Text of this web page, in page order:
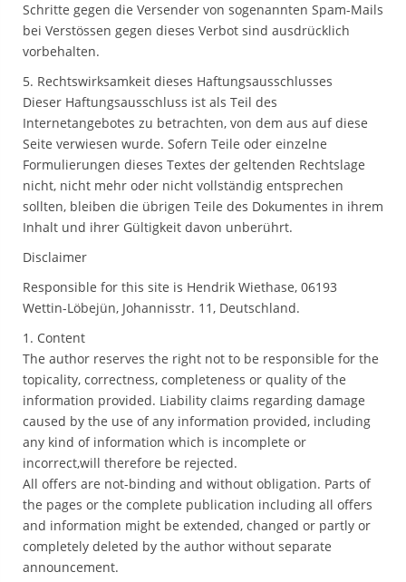
Schritte gegen die Versender von sogenannten Spam-Mails
bei Verstössen gegen dieses Verbot sind ausdrücklich
vorbehalten.
5. Rechtswirksamkeit dieses Haftungsausschlusses
Dieser Haftungsausschluss ist als Teil des
Internetangebotes zu betrachten, von dem aus auf diese
Seite verwiesen wurde. Sofern Teile oder einzelne
Formulierungen dieses Textes der geltenden Rechtslage
nicht, nicht mehr oder nicht vollständig entsprechen
sollten, bleiben die übrigen Teile des Dokumentes in ihrem
Inhalt und ihrer Gültigkeit davon unberührt.
Disclaimer
Responsible for this site is Hendrik Wiethase, 06193
Wettin-Löbejün, Johannisstr. 11, Deutschland.
1. Content
The author reserves the right not to be responsible for the
topicality, correctness, completeness or quality of the
information provided. Liability claims regarding damage
caused by the use of any information provided, including
any kind of information which is incomplete or
incorrect,will therefore be rejected.
All offers are not-binding and without obligation. Parts of
the pages or the complete publication including all offers
and information might be extended, changed or partly or
completely deleted by the author without separate
announcement.